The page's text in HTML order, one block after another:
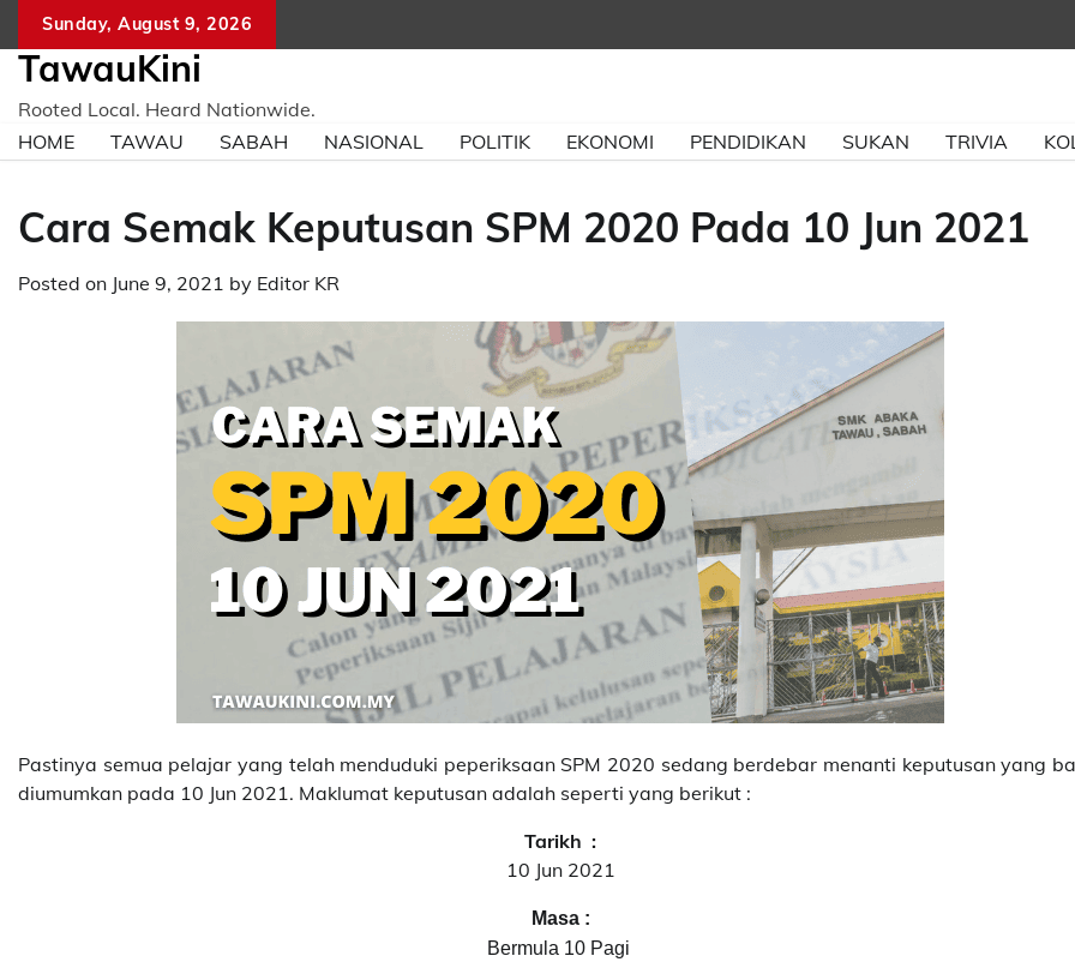
content
Sunday, August 9, 2026
TawauKini
Rooted Local. Heard Nationwide.
HOME
TAWAU SABAH NASIONAL POLITIK EKONOMI PENDIDIKAN SUKAN TRIVIA
Cara Semak Keputusan SPM 2020 Pada 10 Jun 2021
Posted on June 9, 2021 by Editor KR
Pastinya semua pelajar yang telah menduduki peperiksaan SPM 2020 sedang berdebar menanti keputusan yang
diumumkan pada 10 Jun 2021. Maklumat keputusan adalah seperti yang berikut :
Tarikh :
10 Jun 2021
Masa :
Bermula 10 Pagi